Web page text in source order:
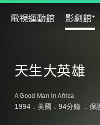
電視運動館 影劇館⁺
天生大英雄
A Good Man In Africa
1994．美國．94分鐘 ． 保